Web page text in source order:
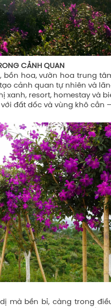
CẢNH QUAN
bồn hoa, vườn hoa trung
cảnh quan tự nhiên và
xanh, resort, homestay và
đất dốc và vùng khô cằn
mà bền bỉ, càng trong